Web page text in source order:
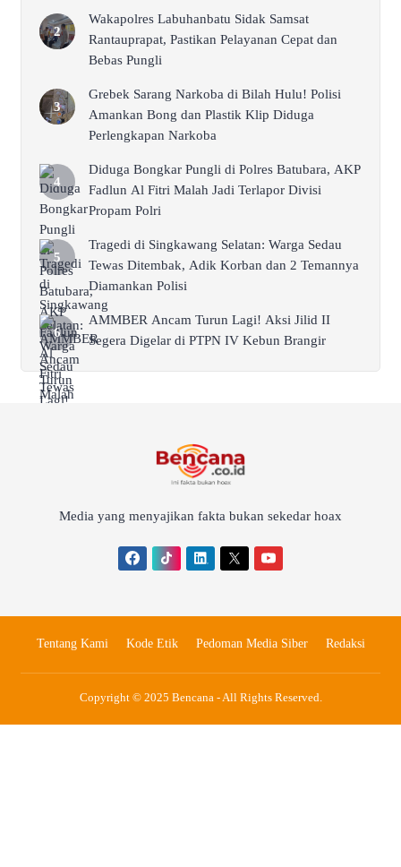
Wakapolres Labuhanbatu Sidak Samsat
Rantauprapat, Pastikan Pelayanan Cepat dan
Bebas Pungli
Grebek Sarang Narkoba di Bilah Hulu! Polisi
Amankan Bong dan Plastik Klip Diduga
Perlengkapan Narkoba
Diduga Bongkar Pungli di Polres Batubara, AKP
Fadlun Al Fitri Malah Jadi Terlapor Divisi
Propam Polri
Tragedi di Singkawang Selatan: Warga Sedau
Tewas Ditembak, Adik Korban dan 2 Temannya
Diamankan Polisi
AMMBER Ancam Turun Lagi! Aksi Jilid II
Segera Digelar di PTPN IV Kebun Brangir
Media yang menyajikan fakta bukan sekedar hoax
Tentang Kami Kode Etik Pedoman Media Siber Redaksi
Copyright © 2025 Bencana - All Rights Reserved.